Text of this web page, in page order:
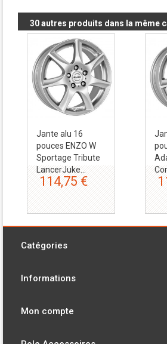
30 autres produits dans la même
Jante alu 16
pouces ENZO W
Sportage Tribute
LancerJuke...
114,75 €
Catégories
Informations
Mon compte